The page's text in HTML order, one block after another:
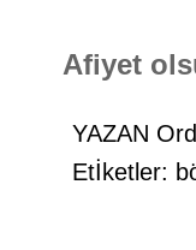
Afiyet
YAZAN
Etİketler: